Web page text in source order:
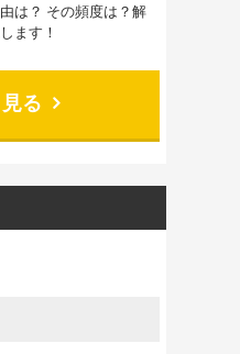
は？ その頻度は？解
ます！
る